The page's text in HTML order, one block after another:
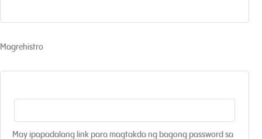
Magrehistro
May ipapadalang link para magtakda ng bagong password sa